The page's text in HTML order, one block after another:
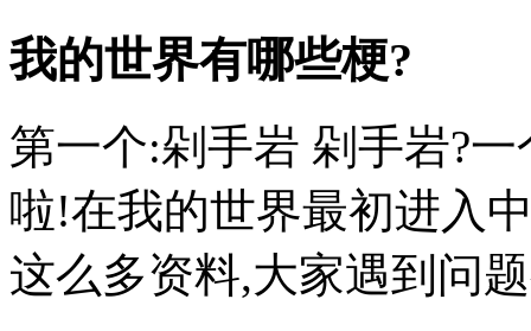
我的世界有哪些梗?
第一个:剁手岩 剁手岩?
啦!在我的世界最初进入
这么多资料,大家遇到问